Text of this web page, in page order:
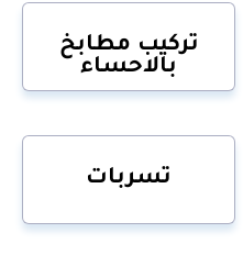
تركيب مطابخ
بالاحساء
تسربات